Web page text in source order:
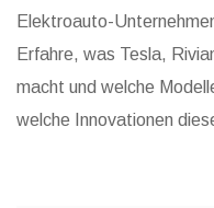
Elektroauto-
Erfahre, was Tesla,
macht und welche
welche Innovationen